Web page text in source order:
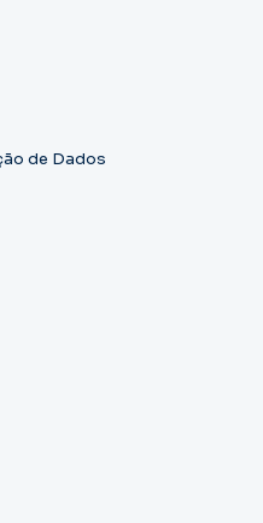
de Dados